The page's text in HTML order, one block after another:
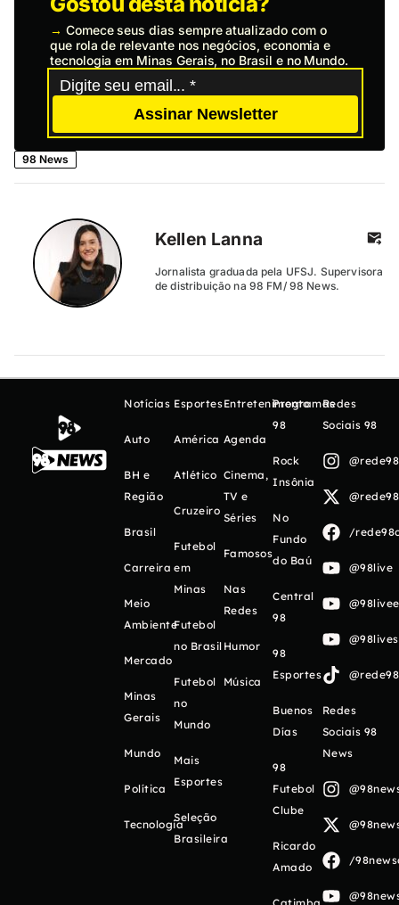
→ Comece seus dias sempre atualizado com o
que rola de relevante nos negócios, economia e
tecnologia em Minas Gerais, no Brasil e no Mundo.
Assinar Newsletter
98 News
Kellen Lanna
Jornalista graduada pela UFSJ. Supervisora
de distribuição na 98 FM/ 98 News.
Notícias
Auto
BH e
Região
Brasil
Carreira
Meio
Ambiente
Mercado
Minas
Gerais
Mundo
Política
Tecnologia
Esportes
América
Atlético
Cruzeiro
Futebol
em
Minas
Futebol
no Brasil
Futebol
no
Mundo
Mais
Esportes
Seleção
Brasileira
Entretenimento
Agenda
Cinema,
TV e
Séries
Famosos
Nas
Redes
Humor
Música
Programas
98
Rock
Insônia
No
Fundo
do Baú
Central
98
98
Esportes
Buenos
Días
98
Futebol
Clube
Ricardo
Amado
Redes
Sociais 98
/
@98live
Redes
Sociais 98
News
/